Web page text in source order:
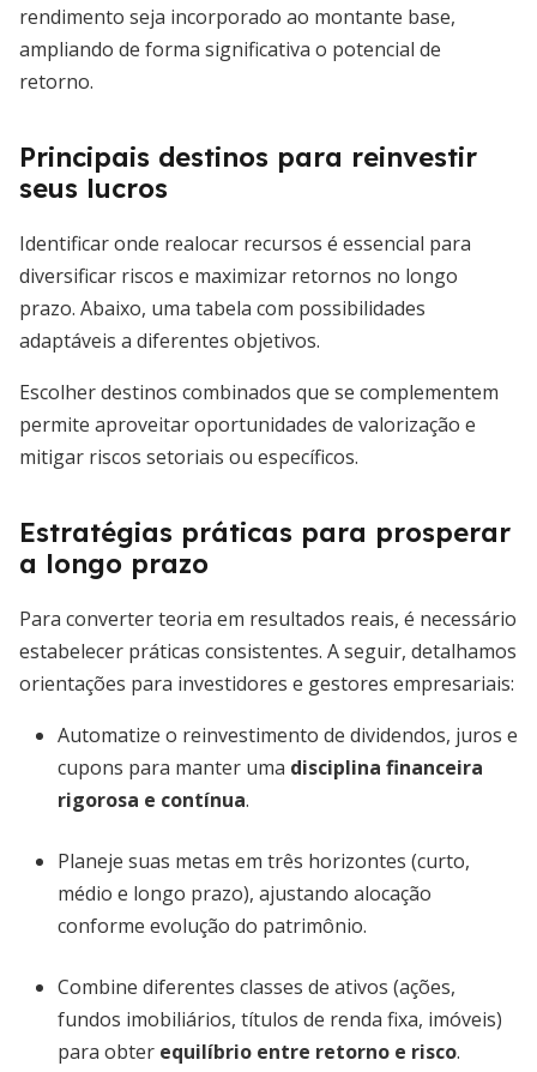
rendimento seja incorporado ao montante base,
ampliando de forma significativa o potencial de
retorno.
Principais destinos para reinvestir
seus lucros
Identificar onde realocar recursos é essencial para
diversificar riscos e maximizar retornos no longo
prazo. Abaixo, uma tabela com possibilidades
adaptáveis a diferentes objetivos.
Escolher destinos combinados que se complementem
permite aproveitar oportunidades de valorização e
mitigar riscos setoriais ou específicos.
Estratégias práticas para prosperar
a longo prazo
Para converter teoria em resultados reais, é necessário
estabelecer práticas consistentes. A seguir, detalhamos
orientações para investidores e gestores empresariais:
Automatize o reinvestimento de dividendos, juros e
cupons para manter uma disciplina financeira
rigorosa e contínua.
Planeje suas metas em três horizontes (curto,
médio e longo prazo), ajustando alocação
conforme evolução do patrimônio.
Combine diferentes classes de ativos (ações,
fundos imobiliários, títulos de renda fixa, imóveis)
para obter equilíbrio entre retorno e risco.